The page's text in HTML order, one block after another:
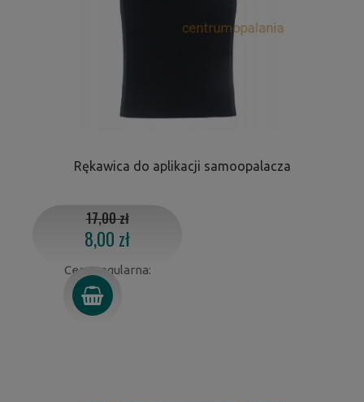
Rękawica do aplikacji samoopalacza
8,00 zł
Cena regularna:
17,00 zł